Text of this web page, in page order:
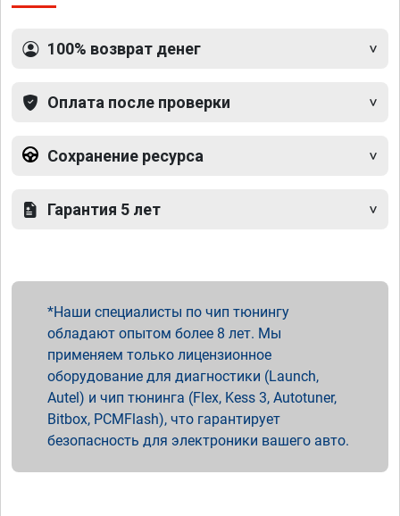
100% возврат денег
Оплата после проверки
Сохранение ресурса
Гарантия 5 лет
Наши специалисты по чип тюнингу
обладают опытом более 8 лет. Мы
применяем только лицензионное
оборудование для диагностики (Launch,
Autel) и чип тюнинга (Flex, Kess 3, Autotuner,
Bitbox, PCMFlash), что гарантирует
безопасность для электроники вашего авто.